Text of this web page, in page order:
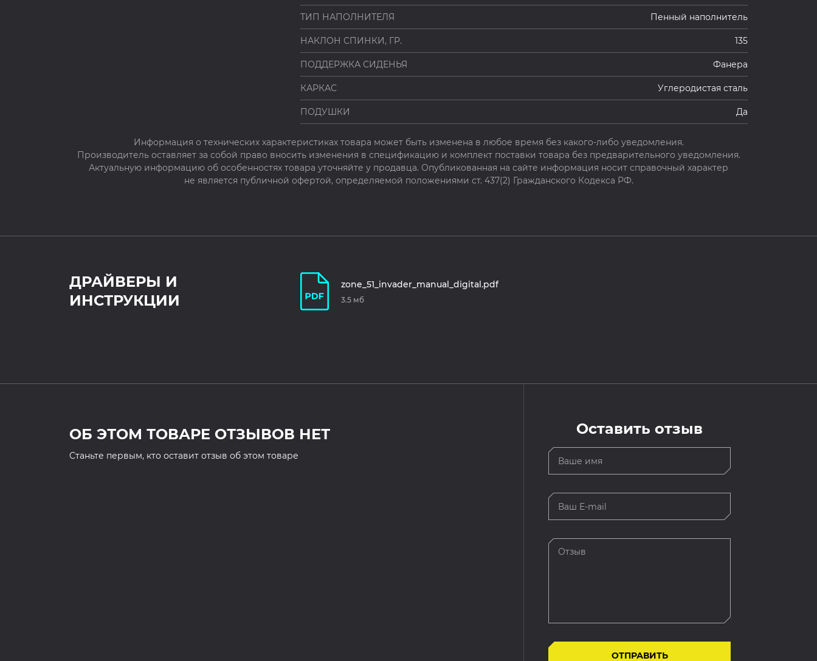
ТИП НАПОЛНИТЕЛЯ Пенный наполнитель
НАКЛОН СПИНКИ, ГР. 135
ПОДДЕРЖКА СИДЕНЬЯ Фанера
КАРКАС Углеродистая сталь
ПОДУШКИ Да
Информация о технических характеристиках товара может быть изменена в любое время без какого-либо уведомления.
Производитель оставляет за собой право вносить изменения в спецификацию и комплект поставки товара без предварительного уведомления.
Актуальную информацию об особенностях товара уточняйте у продавца. Опубликованная на сайте информация носит справочный характер
не является публичной офертой, определяемой положениями ст. 437(2) Гражданского Кодекса РФ.
ДРАЙВЕРЫ И
ИНСТРУКЦИИ
zone_51_invader_manual_digital.pdf
3.5 мб
ОБ ЭТОМ ТОВАРЕ ОТЗЫВОВ НЕТ
Cтаньте первым, кто оставит отзыв об этом товаре
Оставить отзыв